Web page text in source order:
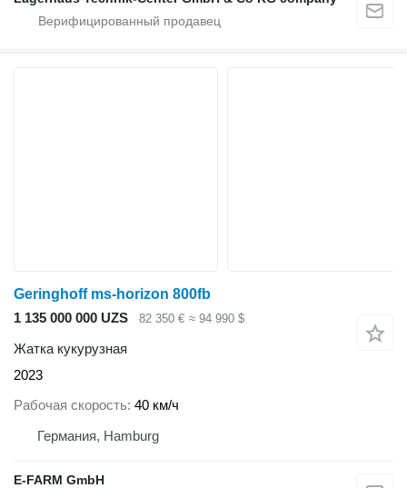
Geringhoff ms-horizon 800fb
1 135 000 000 UZS
82 350 € ≈ 94 990 $
Жатка кукурузная
2023
Рабочая скорость 40 км/ч
Германия, Hamburg
E-FARM GmbH